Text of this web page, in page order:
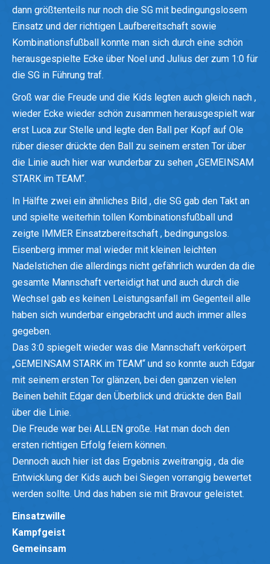
dann größtenteils nur noch die SG mit bedingungslosem
Einsatz und der richtigen Laufbereitschaft sowie
Kombinationsfußball konnte man sich durch eine schön
herausgespielte Ecke über Noel und Julius der zum 1:0 für
die SG in Führung traf.
Groß war die Freude und die Kids legten auch gleich nach ,
wieder Ecke wieder schön zusammen herausgespielt war
erst Luca zur Stelle und legte den Ball per Kopf auf Ole
rüber dieser drückte den Ball zu seinem ersten Tor über
die Linie auch hier war wunderbar zu sehen „GEMEINSAM
STARK im TEAM“.
In Hälfte zwei ein ähnliches Bild , die SG gab den Takt an
und spielte weiterhin tollen Kombinationsfußball und
zeigte IMMER Einsatzbereitschaft , bedingungslos.
Eisenberg immer mal wieder mit kleinen leichten
Nadelstichen die allerdings nicht gefährlich wurden da die
gesamte Mannschaft verteidigt hat und auch durch die
Wechsel gab es keinen Leistungsanfall im Gegenteil alle
haben sich wunderbar eingebracht und auch immer alles
gegeben.
Das 3:0 spiegelt wieder was die Mannschaft verkörpert
„GEMEINSAM STARK im TEAM“ und so konnte auch Edgar
mit seinem ersten Tor glänzen, bei den ganzen vielen
Beinen behilt Edgar den Überblick und drückte den Ball
über die Linie.
Die Freude war bei ALLEN große. Hat man doch den
ersten richtigen Erfolg feiern können.
Dennoch auch hier ist das Ergebnis zweitrangig , da die
Entwicklung der Kids auch bei Siegen vorrangig bewertet
werden sollte. Und das haben sie mit Bravour geleistet.
Einsatzwille
Kampfgeist
Gemeinsam